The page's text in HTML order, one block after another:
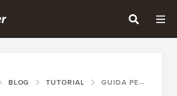
BLOG TUTORIAL GUIDA PER PRINCIPIANTI SU COME AGGIUNGERE TWITTER CARDS IN WORDPRESS